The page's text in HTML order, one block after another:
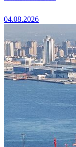
04.08.2026